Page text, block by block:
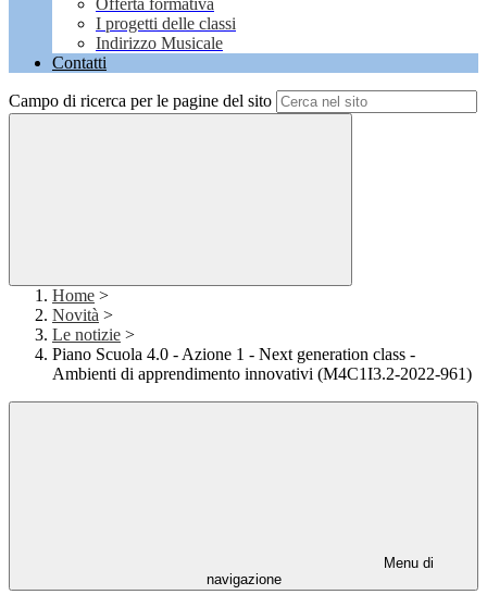
Offerta formativa
I progetti delle classi
Indirizzo Musicale
Contatti
Campo di ricerca per le pagine del sito
Home >
Novità >
Le notizie >
Piano Scuola 4.0 - Azione 1 - Next generation class -
Ambienti di apprendimento innovativi (M4C1I3.2-2022-961)
Menu di
navigazione